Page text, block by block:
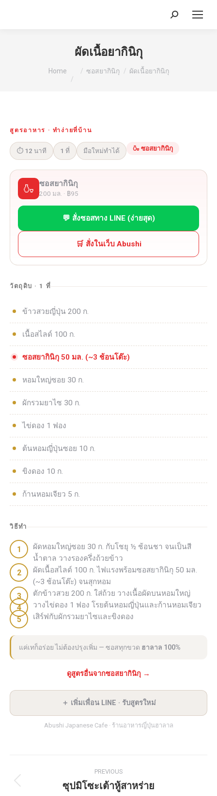
Search:
ผัดเนื้อยากินิกุ
You are here:
Home ซอสยากินิกุ ผัดเนื้อยากินิกุ
สูตรอาหาร · ทำง่ายที่บ้าน
⏱ 12 นาที 1 ที่ มือใหม่ทำได้ 🍶 ซอสยากินิกุ
🍶 ซอสยากินิกุ
200 มล. · ฿95
💬 สั่งซอสทาง LINE (ง่ายสุด)
🛒 สั่งในเว็บ Abushi
วัตถุดิบ · 1 ที่
ข้าวสวยญี่ปุ่น 200 ก.
เนื้อสไลด์ 100 ก.
ซอสยากินิกุ 50 มล. (~3 ช้อนโต๊ะ)
หอมใหญ่ซอย 30 ก.
ผักรวมยาไซ 30 ก.
ไข่ดอง 1 ฟอง
ต้นหอมญี่ปุ่นซอย 10 ก.
ขิงดอง 10 ก.
ก้านหอมเจียว 5 ก.
วิธีทำ
ผัดหอมใหญ่ซอย 30 ก. กับโชยุ ½ ช้อนชา จนเป็นสี
น้ำตาล วางรองครึ่งถ้วยข้าว
ผัดเนื้อสไลด์ 100 ก. ไฟแรงพร้อมซอสยากินิกุ 50 มล.
(~3 ช้อนโต๊ะ) จนสุกหอม
ตักข้าวสวย 200 ก. ใส่ถ้วย วางเนื้อผัดบนหอมใหญ่
วางไข่ดอง 1 ฟอง โรยต้นหอมญี่ปุ่นและก้านหอมเจียว
เสิร์ฟกับผักรวมยาไซและขิงดอง
แค่เทก็อร่อย ไม่ต้องปรุงเพิ่ม — ซอสทุกขวด ฮาลาล 100%
ดูสูตรอื่นจากซอสยากินิกุ →
＋ เพิ่มเพื่อน LINE · รับสูตรใหม่
Abushi Japanese Cafe · ร้านอาหารญี่ปุ่นฮาลาล
navigation
PREVIOUS
Previous
ซุปมิโซะเต้าหู้สาหร่าย